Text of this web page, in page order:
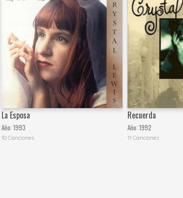
La Esposa
Año:1993
10 Canciones
Recuerda
Año:1992
11 Canciones